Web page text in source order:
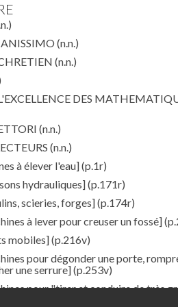
(n.n.)
(n.n.)
DES
(n.n.)
(n.n.)
à élever l'eau](p.1r)
hydrauliques](p.171r)
scieries, forges](p.174r)
à lever pour creuser un fossé]
mobiles](p.216v)
pour dégonder une porte,
une serrure](p.253v)
pour "tirer et conduire de très